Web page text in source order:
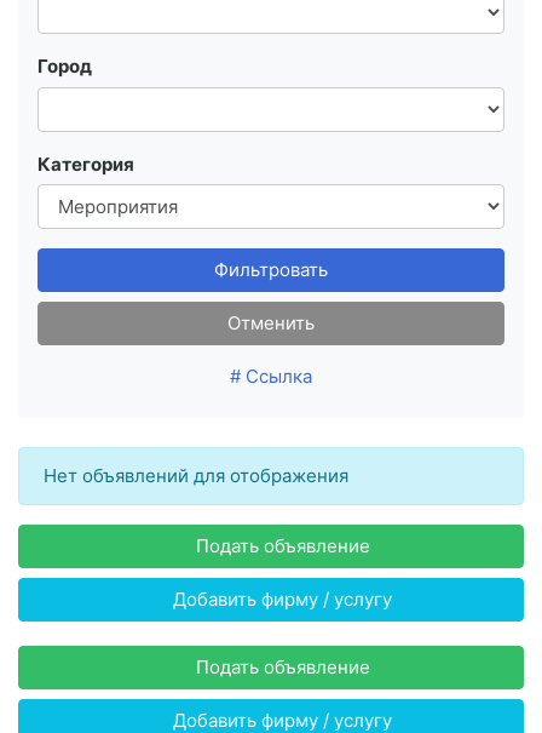
Город
Категория
Фильтровать
Отменить
# Ссылка
Нет объявлений для отображения
Подать объявление
Добавить фирму / услугу
Подать объявление
Добавить фирму / услугу